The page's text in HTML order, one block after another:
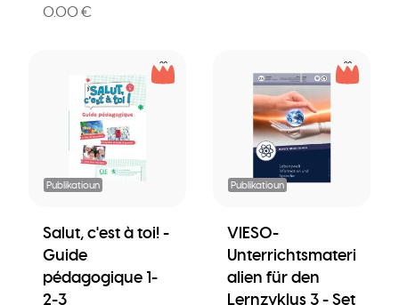
0.00 €
Publikatioun
Salut, c'est à toi! -
Guide
pédagogique 1-
2-3
Publikatioun
VIESO-
Unterrichtsmateri
alien für den
Lernzyklus 3 - Set